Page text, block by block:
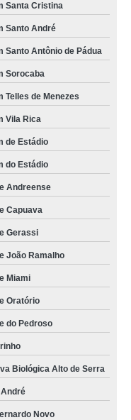
Santa Cristina
Santo André
Santo Antônio de Pádua
Sorocaba
Telles de Menezes
Vila Rica
de Estádio
do Estádio
Andreense
Capuava
Gerassi
João Ramalho
Miami
Oratório
do Pedroso
Biológica Alto de Serra
Novo